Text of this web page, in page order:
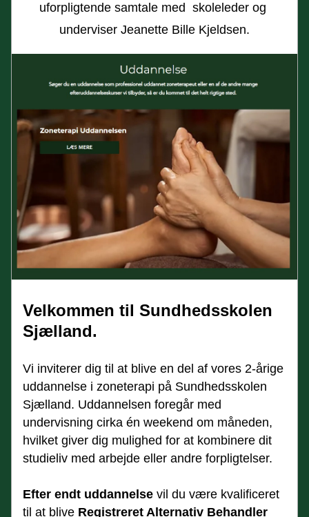
uforpligtende samtale med  skoleleder og
underviser Jeanette Bille Kjeldsen.
Velkommen til Sundhedsskolen
Sjælland.
Vi inviterer dig til at blive en del af vores 2-årige
uddannelse i zoneterapi på Sundhedsskolen
Sjælland. Uddannelsen foregår med
undervisning cirka én weekend om måneden,
hvilket giver dig mulighed for at kombinere dit
studieliv med arbejde eller andre forpligtelser.
Efter endt uddannelse vil du være kvalificeret
til at blive Registreret Alternativ Behandler